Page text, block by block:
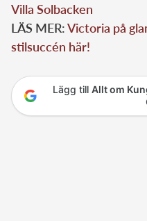
Villa Solbacken
LÄS MER:Victoria på
stilsuccén här!
Lägg till Allt om